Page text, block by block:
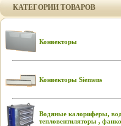
КАТЕГОРИИ ТОВАРОВ
Конвекторы
Конвекторы Siemens
Водяные калориферы,
тепловентиляторы ,